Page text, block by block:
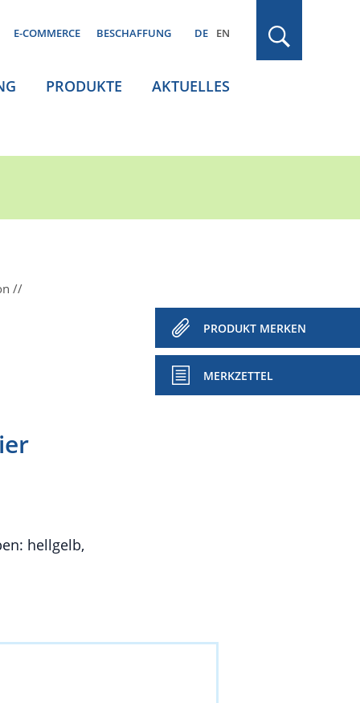
E-COMMERCE BESCHAFFUNG DE EN
PRODUKTE AKTUELLES
PRODUKT MERKEN
MERKZETTEL
hellgelb,